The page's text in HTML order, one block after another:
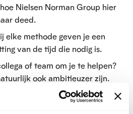
hoe Nielsen Norman Group hier
deed.
elke methode geven je een
van de tijd die nodig is.
of team om je te helpen?
ook ambitieuzer zijn.